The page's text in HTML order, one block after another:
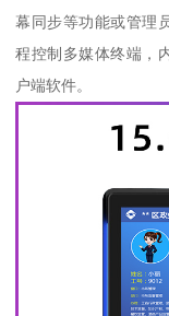
幕同步等功能或管理
程控制多媒体终端，
户端软件。